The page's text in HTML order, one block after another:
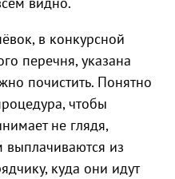
в конкурсной
перечня, указана
почистить. Понятно
чтобы
не глядя,
из
куда они идут